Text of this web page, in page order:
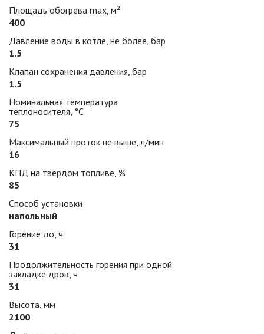
Площадь обогрева max, м²
400
Давление воды в котле, не более, бар
1.5
Клапан сохранения давления, бар
1.5
Номинальная температура
теплоносителя, °С
75
Максимальный проток не выше, л/мин
16
КПД на твердом топливе, %
85
Способ установки
напольный
Горение до, ч
31
Продолжительность горения при одной
закладке дров, ч
31
Высота, мм
2100